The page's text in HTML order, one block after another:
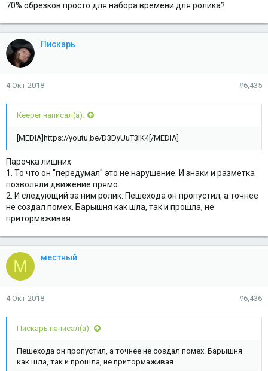
70% обрезков просто для набора времени для ролика?
Пискарь
4 Окт 2018 #6,435
Keeper написал(а):
[MEDIA]https://youtu.be/D3DyUuT3IK4[/MEDIA]
Парочка лишних
1. То что он "передумал" это не нарушение. И знаки и разметка
позволяли движение прямо.
2. И следующий за ним ролик. Пешехода он пропустил, а точнее
не создал помех. Барышня как шла, так и прошла, не
притормаживая
М местный
4 Окт 2018 #6,436
Пискарь написал(а):
Пешехода он пропустил, а точнее не создал помех. Барышня
как шла, так и прошла, не притормаживая